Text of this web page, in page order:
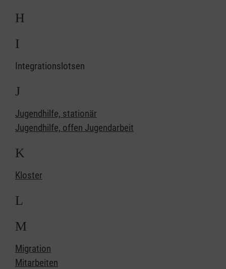
H
I
Integrationslotsen
J
Jugendhilfe, stationär
Jugendhilfe, offen Jugendarbeit
K
Kloster
L
M
Migration
Mitarbeiten